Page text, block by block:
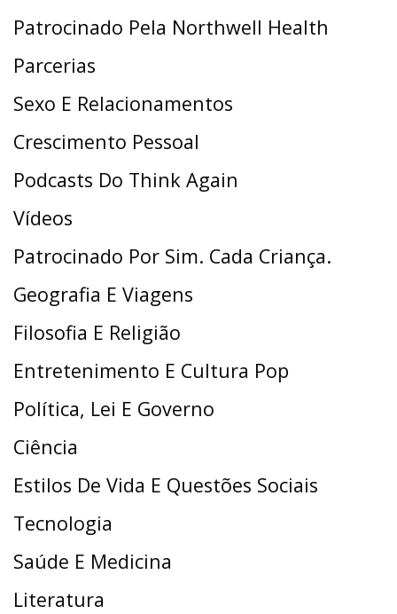
Patrocinado Pela Northwell Health
Parcerias
Sexo E Relacionamentos
Crescimento Pessoal
Podcasts Do Think Again
Vídeos
Patrocinado Por Sim. Cada Criança.
Geografia E Viagens
Filosofia E Religião
Entretenimento E Cultura Pop
Política, Lei E Governo
Ciência
Estilos De Vida E Questões Sociais
Tecnologia
Saúde E Medicina
Literatura